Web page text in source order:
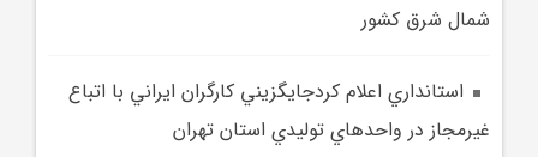
شمال شرق کشور
استانداري اعلام کردجايگزيني کارگران ايراني با اتباع
غيرمجاز در واحدهاي توليدي استان تهران